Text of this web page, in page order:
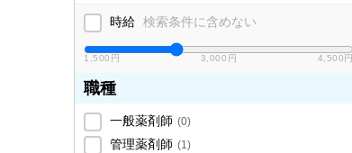
時給 検索条件に含めない
1,500円 3,000円 4,500円
職種
一般薬剤師 (0)
管理薬剤師 (1)